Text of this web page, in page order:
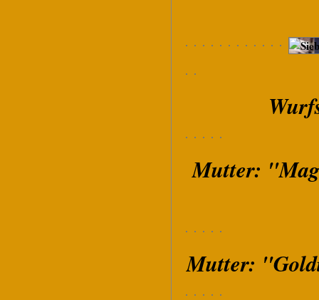
Mutter:
Mutter: